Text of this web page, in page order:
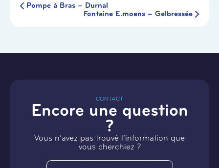
Pompe à Bras – Durnal
Fontaine E.moens – Gelbressée
CONTACT
Encore une question
?
Vous n’avez pas trouvé l’information que
vous cherchiez ?